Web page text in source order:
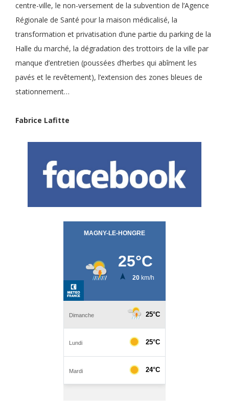
centre-ville, le non-versement de la subvention de l’Agence
Régionale de Santé pour la maison médicalisé, la
transformation et privatisation d’une partie du parking de la
Halle du marché, la dégradation des trottoirs de la ville par
manque d’entretien (poussées d’herbes qui abîment les
pavés et le revêtement), l’extension des zones bleues de
stationnement…
Fabrice Lafitte